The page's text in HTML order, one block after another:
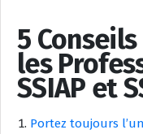
5
les
SSIAP et
Portez toujours